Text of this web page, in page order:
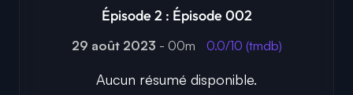
Épisode 2 : Épisode 002
29 août 2023 - 00m 0.0/10 (tmdb)
Aucun résumé disponible.